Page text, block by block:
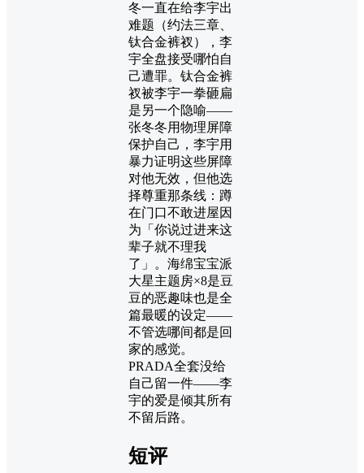
冬一直在给李宇出
难题（约法三章、
钛合金裤衩），李
宇全盘接受哪怕自
己遭罪。钛合金裤
衩被李宇一拳砸扁
是另一个隐喻——
张冬冬用物理屏障
保护自己，李宇用
暴力证明这些屏障
对他无效，但他选
择尊重那条线：蹲
在门口不敢进屋因
为「你说过进来这
辈子就不理我
了」。海绵宝宝派
大星主题房×8是豆
豆的恶趣味也是全
篇最暖的设定——
不管选哪间都是回
家的感觉。
PRADA全套没给
自己留一件——李
宇的爱是倾其所有
不留后路。
短评